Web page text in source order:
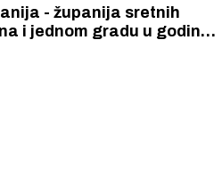
- županija sretnih
i jednom gradu u godinu